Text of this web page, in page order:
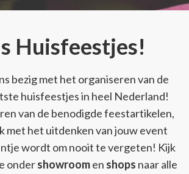
Huisfeestjes!
bezig met het organiseren van de
huisfeestjes in heel Nederland!
van de benodigde feestartikelen,
met het uitdenken van jouw event
wordt om nooit te vergeten! Kijk
ondershowroomen shops naar alle